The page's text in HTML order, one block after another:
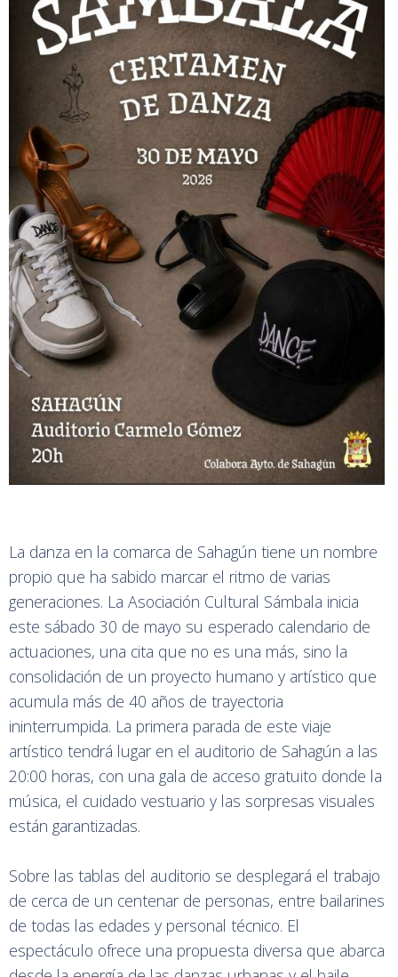
La danza en la comarca de Sahagún tiene un nombre
propio que ha sabido marcar el ritmo de varias
generaciones. La Asociación Cultural Sámbala inicia
este sábado 30 de mayo su esperado calendario de
actuaciones, una cita que no es una más, sino la
consolidación de un proyecto humano y artístico que
acumula más de 40 años de trayectoria
ininterrumpida. La primera parada de este viaje
artístico tendrá lugar en el auditorio de Sahagún a las
20:00 horas, con una gala de acceso gratuito donde la
música, el cuidado vestuario y las sorpresas visuales
están garantizadas.
Sobre las tablas del auditorio se desplegará el trabajo
de cerca de un centenar de personas, entre bailarines
de todas las edades y personal técnico. El
espectáculo ofrece una propuesta diversa que abarca